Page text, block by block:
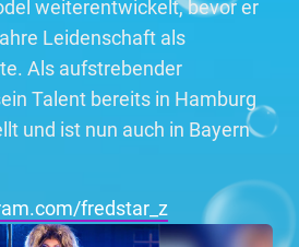
weiterentwickelt, bevor er
Leidenschaft als
Als aufstrebender
Talent bereits in Hamburg
und ist nun auch in Bayern
fredstar_z